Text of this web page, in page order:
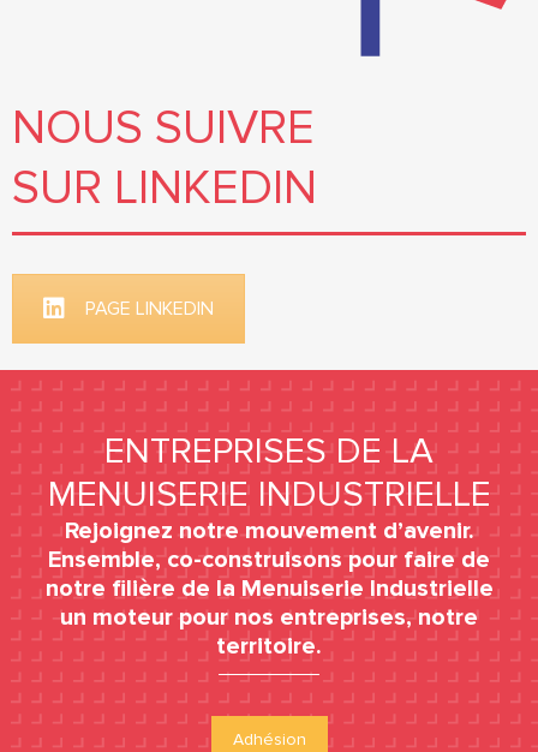
NOUS SUIVRE
SUR LINKEDIN
PAGE LINKEDIN
ENTREPRISES DE LA
MENUISERIE INDUSTRIELLE
Rejoignez notre mouvement d’avenir.
Ensemble, co-construisons pour faire de
notre filière de la Menuiserie Industrielle
un moteur pour nos entreprises, notre
territoire.
Adhésion